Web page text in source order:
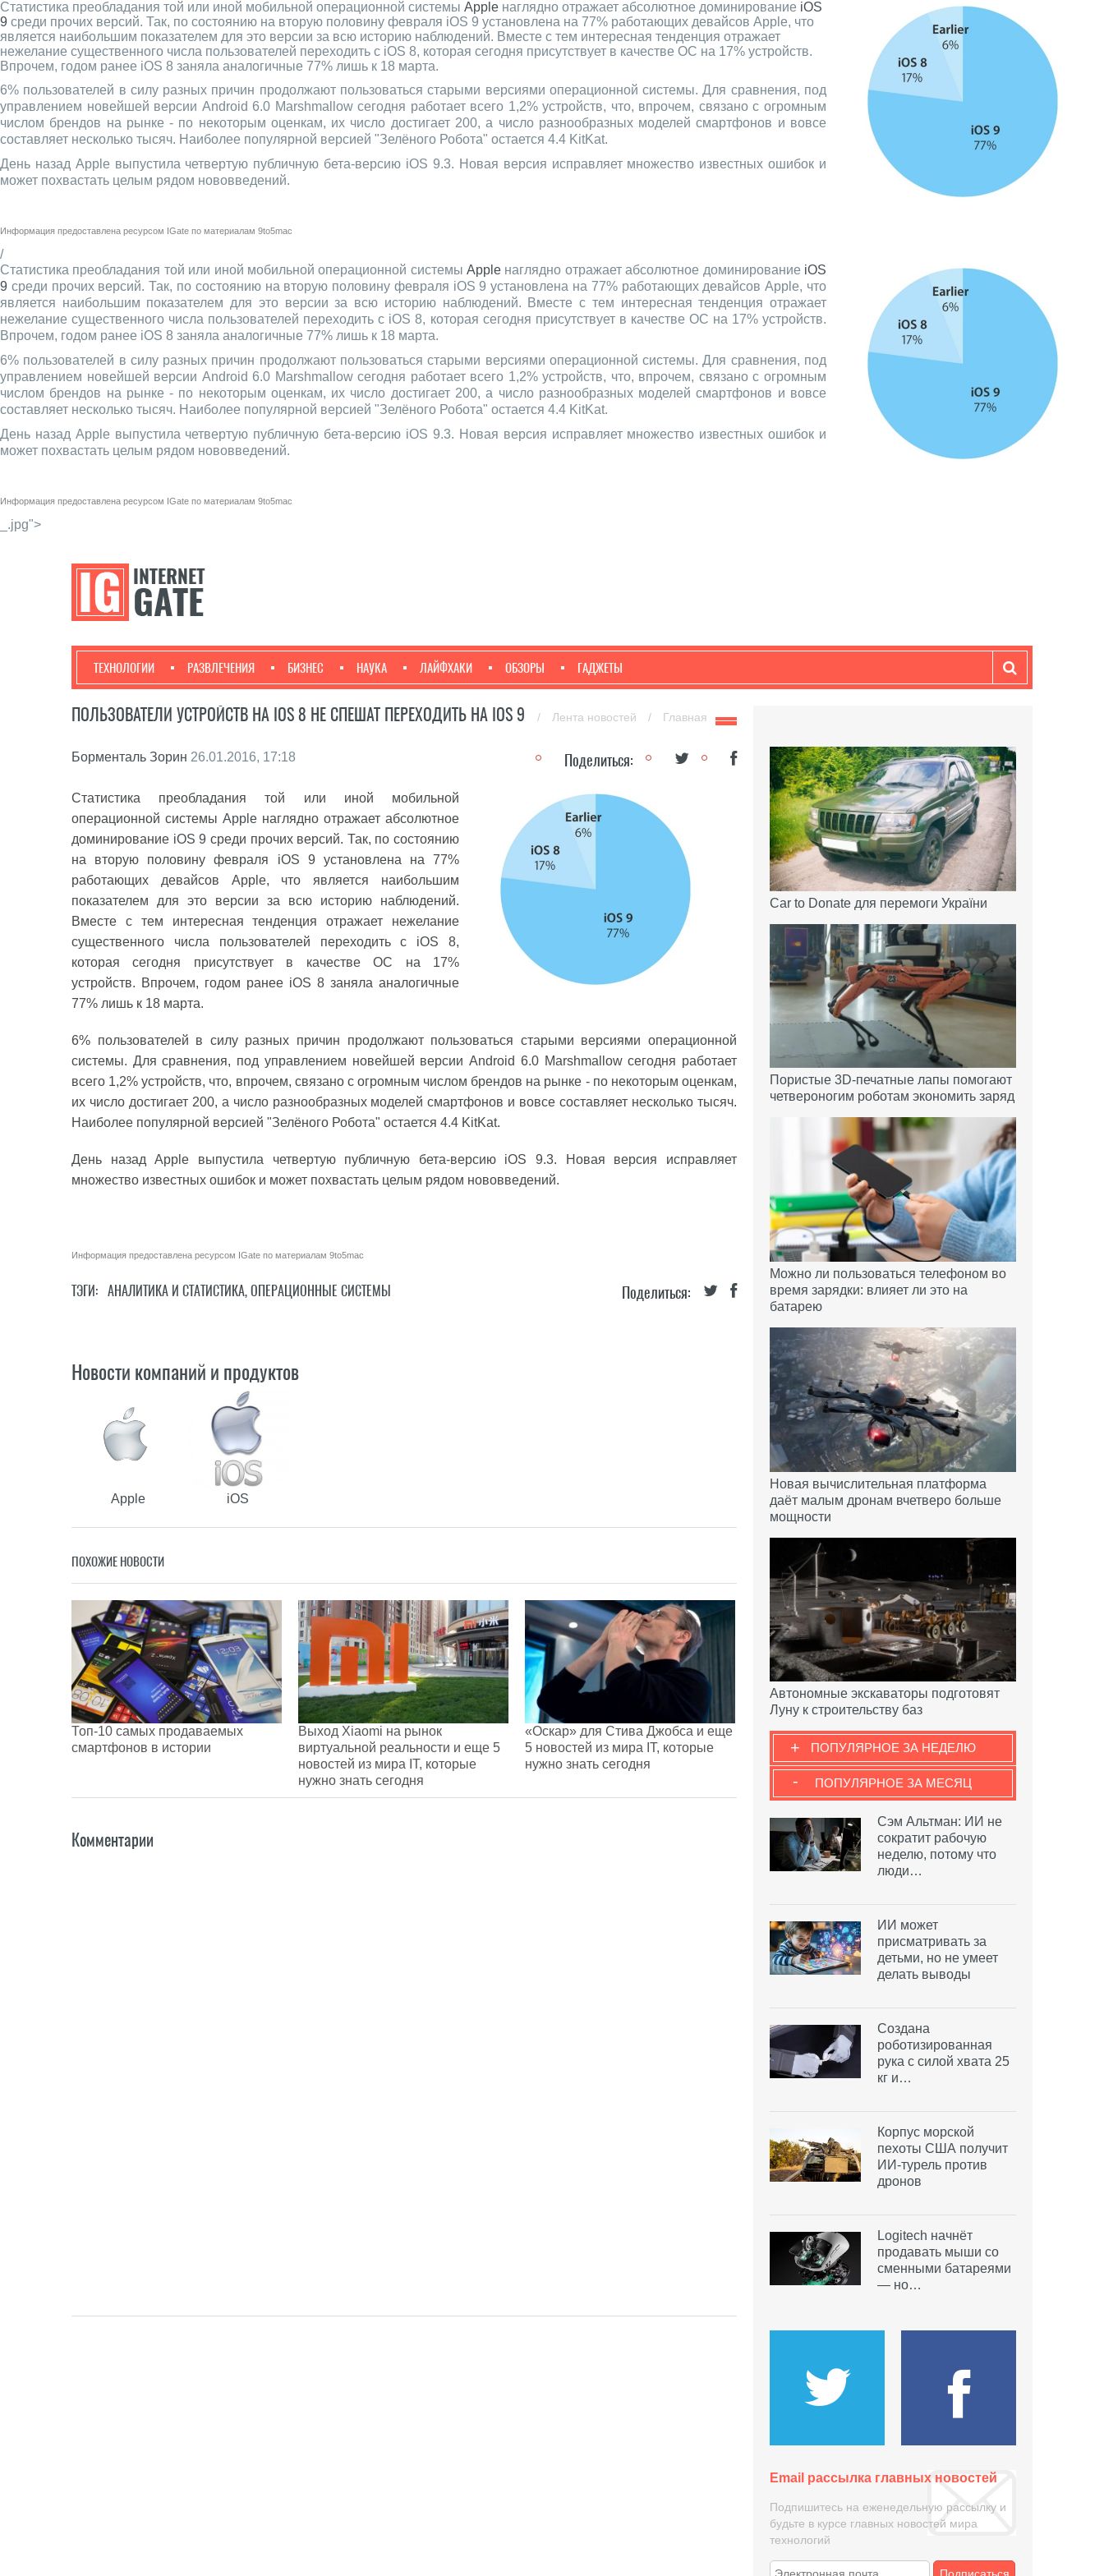
Статистика преобладания той или иной мобильной операционной системы Apple наглядно отражает абсолютное доминирование iOS
9 среди прочих версий. Так, по состоянию на вторую половину февраля iOS 9 установлена на 77% работающих девайсов Apple, что
является наибольшим показателем для это версии за всю историю наблюдений. Вместе с тем интересная тенденция отражает
нежелание существенного числа пользователей переходить с iOS 8, которая сегодня присутствует в качестве ОС на 17% устройств.
Впрочем, годом ранее iOS 8 заняла аналогичные 77% лишь к 18 марта.
6% пользователей в силу разных причин продолжают пользоваться старыми версиями операционной системы. Для сравнения, под
управлением новейшей версии Android 6.0 Marshmallow сегодня работает всего 1,2% устройств, что, впрочем, связано с огромным
числом брендов на рынке - по некоторым оценкам, их число достигает 200, а число разнообразных моделей смартфонов и вовсе
составляет несколько тысяч. Наиболее популярной версией "Зелёного Робота" остается 4.4 KitKat.
День назад Apple выпустила четвертую публичную бета-версию iOS 9.3. Новая версия исправляет множество известных ошибок и
может похвастать целым рядом нововведений.
Информация предоставлена ресурсом IGate по материалам 9to5mac
/
Статистика преобладания той или иной мобильной операционной системыApple наглядно отражает абсолютное доминирование iOS
9 среди прочих версий. Так, по состоянию на вторую половину февраля iOS 9 установлена на 77% работающих девайсов Apple, что
является наибольшим показателем для это версии за всю историю наблюдений. Вместе с тем интересная тенденция отражает
нежелание существенного числа пользователей переходить с iOS 8, которая сегодня присутствует в качестве ОС на 17% устройств.
Впрочем, годом ранее iOS 8 заняла аналогичные 77% лишь к 18 марта.
6% пользователей в силу разных причин продолжают пользоваться старыми версиями операционной системы. Для сравнения, под
управлением новейшей версии Android 6.0 Marshmallow сегодня работает всего 1,2% устройств, что, впрочем, связано с огромным
числом брендов на рынке - по некоторым оценкам, их число достигает 200, а число разнообразных моделей смартфонов и вовсе
составляет несколько тысяч. Наиболее популярной версией "Зелёного Робота" остается 4.4 KitKat.
День назад Apple выпустила четвертую публичную бета-версию iOS 9.3. Новая версия исправляет множество известных ошибок и
может похвастать целым рядом нововведений.
Информация предоставлена ресурсом IGate по материалам 9to5mac
_.jpg">
ТЕХНОЛОГИИ РАЗВЛЕЧЕНИЯ БИЗНЕС НАУКА ЛАЙФХАКИ ОБЗОРЫ ГАДЖЕТЫ
ПОЛЬЗОВАТЕЛИ УСТРОЙСТВ НА IOS 8 НЕ СПЕШАТ ПЕРЕХОДИТЬ НА IOS 9 / Лента новостей / Главная
Борменталь Зорин 26.01.2016, 17:18 Поделиться:
Статистика преобладания той или иной мобильной
операционной системы Apple наглядно отражает абсолютное
доминирование iOS 9 среди прочих версий. Так, по состоянию
на вторую половину февраля iOS 9 установлена на 77%
работающих девайсов Apple, что является наибольшим
показателем для это версии за всю историю наблюдений.
Вместе с тем интересная тенденция отражает нежелание
существенного числа пользователей переходить с iOS 8,
которая сегодня присутствует в качестве ОС на 17%
устройств. Впрочем, годом ранее iOS 8 заняла аналогичные
77% лишь к 18 марта.
6% пользователей в силу разных причин продолжают пользоваться старыми версиями операционной
системы. Для сравнения, под управлением новейшей версии Android 6.0 Marshmallow сегодня работает
всего 1,2% устройств, что, впрочем, связано с огромным числом брендов на рынке - по некоторым оценкам,
их число достигает 200, а число разнообразных моделей смартфонов и вовсе составляет несколько тысяч.
Наиболее популярной версией "Зелёного Робота" остается 4.4 KitKat.
День назад Apple выпустила четвертую публичную бета-версию iOS 9.3. Новая версия исправляет
множество известных ошибок и может похвастать целым рядом нововведений.
Информация предоставлена ресурсом IGate по материалам 9to5mac
Поделиться:
ТЭГИ: АНАЛИТИКА И СТАТИСТИКА,ОПЕРАЦИОННЫЕ СИСТЕМЫ
Новости компаний и продуктов
Apple iOS
ПОХОЖИЕ НОВОСТИ
Топ-10 самых продаваемых
смартфонов в истории
Выход Xiaomi на рынок
виртуальной реальности и еще 5
новостей из мира IT, которые
нужно знать сегодня
«Оскар» для Стива Джобса и еще
5 новостей из мира IT, которые
нужно знать сегодня
Комментарии
Car to Donate для перемоги України
Пористые 3D-печатные лапы помогают
четвероногим роботам экономить заряд
Можно ли пользоваться телефоном во
время зарядки: влияет ли это на
батарею
Новая вычислительная платформа
даёт малым дронам вчетверо больше
мощности
Автономные экскаваторы подготовят
Луну к строительству баз
ПОПУЛЯРНОЕ ЗА НЕДЕЛЮ
+
ПОПУЛЯРНОЕ ЗА МЕСЯЦ
-
Сэм Альтман: ИИ не
сократит рабочую
неделю, потому что
люди…
ИИ может
присматривать за
детьми, но не умеет
делать выводы
Создана
роботизированная
рука с силой хвата 25
кг и…
Корпус морской
пехоты США получит
ИИ-турель против
дронов
Logitech начнёт
продавать мыши со
сменными батареями
— но…
Email рассылка главных новостей
Подпишитесь на еженедельную рассылку и
будьте в курсе главных новостей мира
технологий